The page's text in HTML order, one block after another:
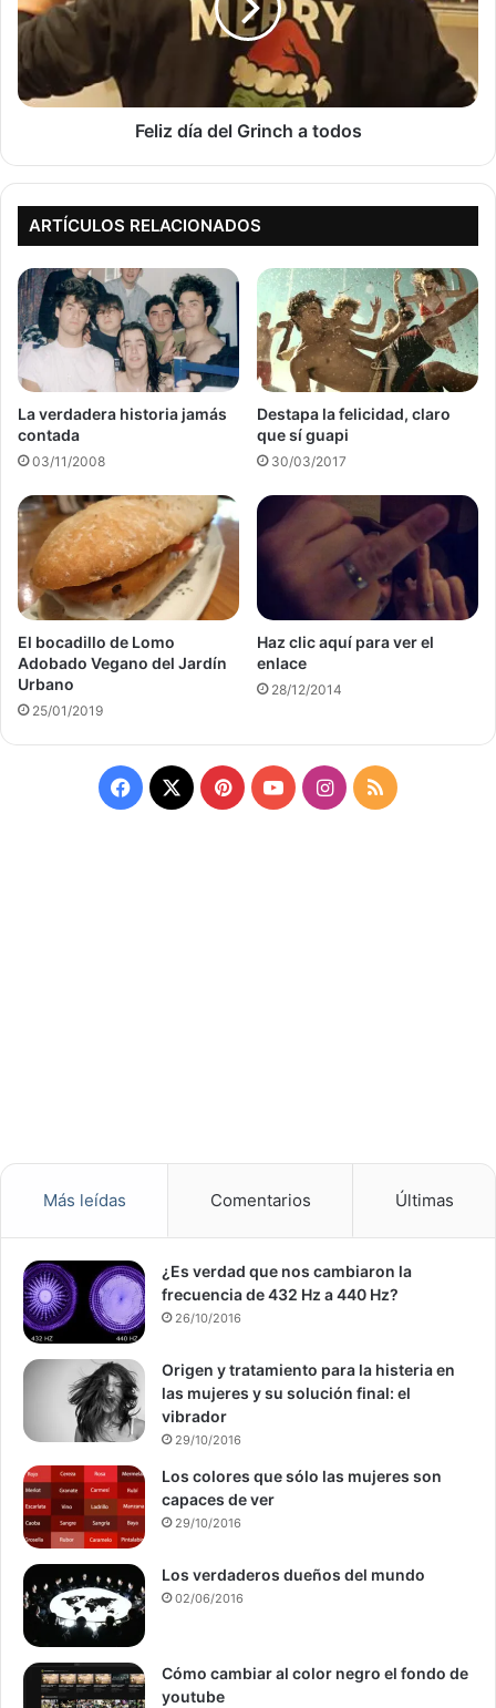
a
todos
Feliz día del Grinch a todos
ARTÍCULOS RELACIONADOS
La verdadera historia jamás
contada
03/11/2008
Destapa la felicidad, claro
que sí guapi
30/03/2017
El bocadillo de Lomo
Adobado Vegano del Jardín
Urbano
25/01/2019
Haz clic aquí para ver el
enlace
28/12/2014
Facebook
X PinterestYouTubeInstagram
RSS
Más leídas Comentarios Últimas
¿Es verdad que nos cambiaron la
frecuencia de 432 Hz a 440 Hz?
26/10/2016
Origen y tratamiento para la histeria en
las mujeres y su solución final: el
vibrador
29/10/2016
Los colores que sólo las mujeres son
capaces de ver
29/10/2016
Los verdaderos dueños del mundo
02/06/2016
Cómo cambiar al color negro el fondo de
youtube